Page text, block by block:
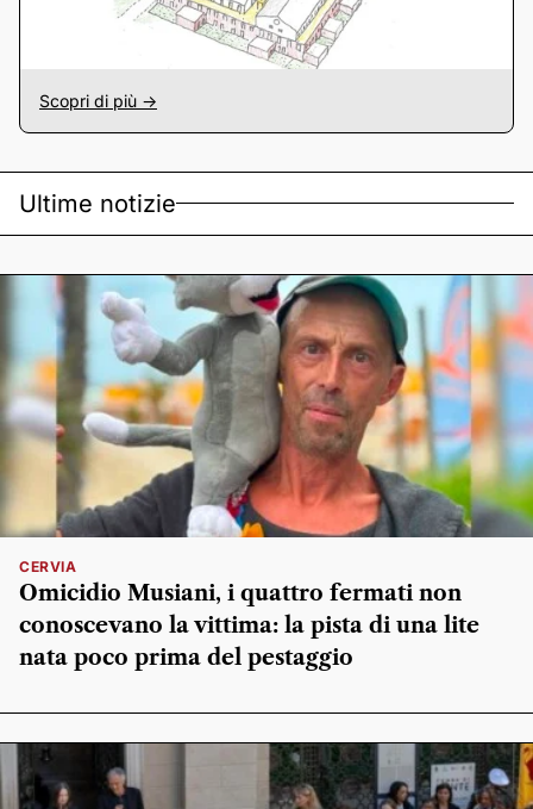
Scopri di più ->
Ultime notizie
CERVIA
Omicidio Musiani, i quattro fermati non
conoscevano la vittima: la pista di una lite
nata poco prima del pestaggio